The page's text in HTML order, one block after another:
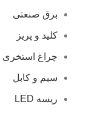
برق صنعتی
کلید و پریز
چراغ استخری
سیم و کابل
ریسه LED